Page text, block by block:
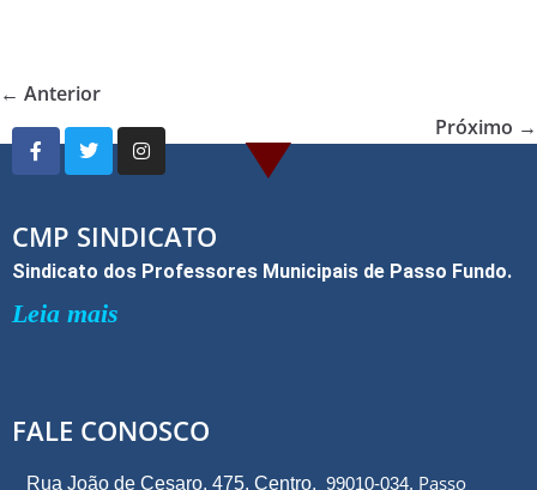
e
b
o
k
← Anterior
Próximo →
CMP SINDICATO
Sindicato dos Professores Municipais de Passo Fundo.
Leia mais
FALE CONOSCO
Rua João de Cesaro, 475, Centro, 99010-034, Passo